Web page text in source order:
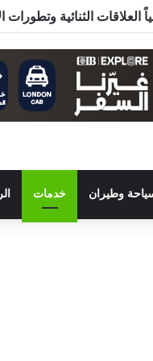
الثنائية وتطورات
وطيران خدمات